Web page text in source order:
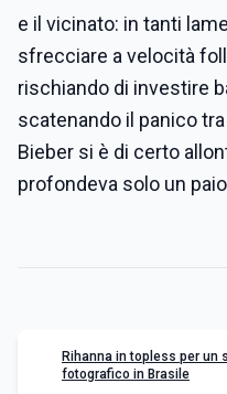
e il vicinato: in tanti
sfrecciare a velocità
rischiando di investire
scatenando il panico
Bieber si è di certo
profondeva solo un
Rihanna in topless per un
fotografico in Brasile